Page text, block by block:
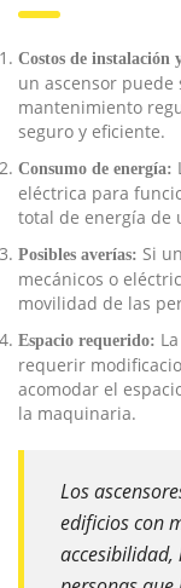
Costos de instalación
un ascensor puede
mantenimiento
seguro y eficiente.
Consumo de energía:
eléctrica para
total de energía de
Posibles averías: Si
mecánicos o
movilidad de las
Espacio requerido:
requerir
acomodar el
la maquinaria.
Los
edificios con
accesibilidad,